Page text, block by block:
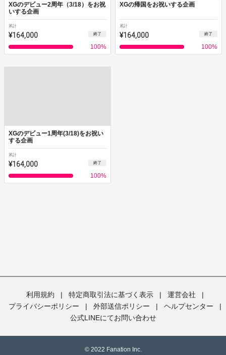
XGのデビュー2周年（3/18）をお祝
いする企画
累計
¥164,000 終了
100%
XGの帰国をお祝いする企画
累計
¥164,000 終了
100%
XGのデビュー1周年(3/18)をお祝い
する企画
累計
¥164,000 終了
100%
利用規約 | 特定商取引法に基づく表示 | 運営会社
|
プライバシーポリシー
| 外部送信ポリシー | ヘルプセンター
|
公式LINEにてお問い合わせ
© 2022 Fanation Inc.